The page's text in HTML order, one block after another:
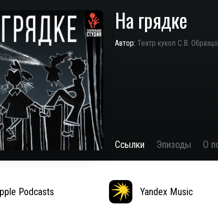
На грядке
Автор: Театр кукол С.В.
Ссылки Эпизоды О
Podcasts Yandex Music